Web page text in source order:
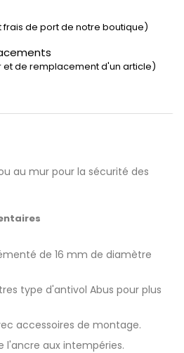
frais de port de notre boutique)
et de remplacement d'un article)
au mur pour la sécurité des
de 16 mm de diamètre
type d'antivol Abus pour plus
accessoires de montage.
l'ancre aux intempéries.